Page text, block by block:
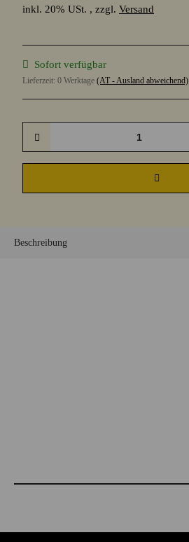
inkl. 20% USt. , zzgl. Versand
Sofort verfügbar
Lieferzeit: 0 Werktage (AT - Ausland abweichend)
Beschreibung